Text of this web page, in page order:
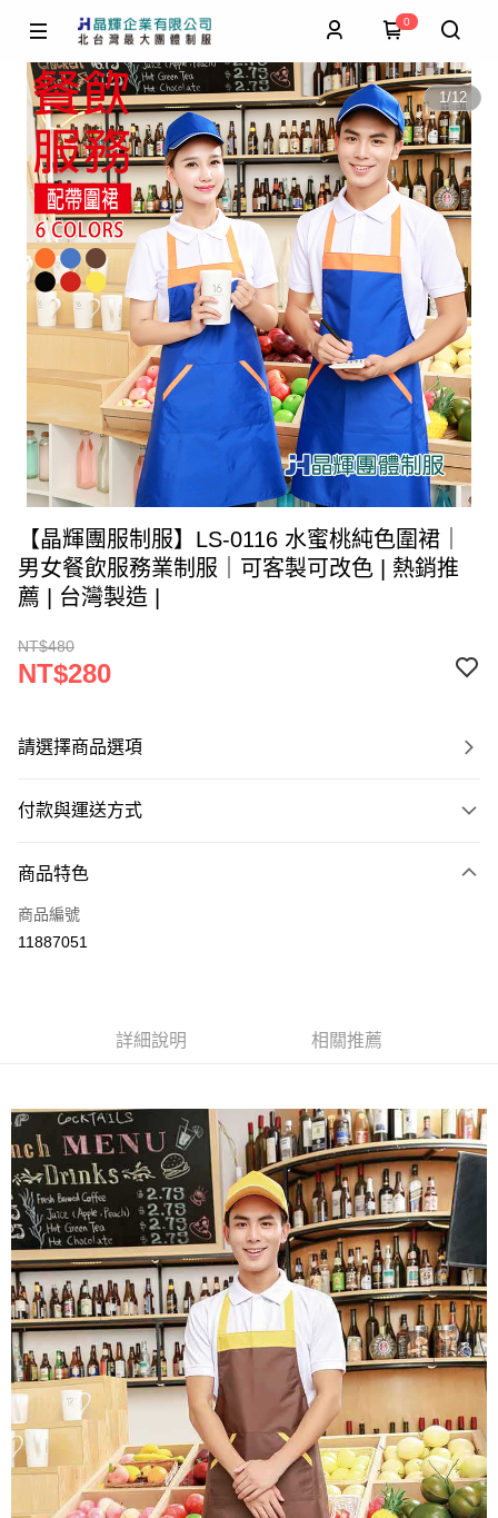
0
1/12
【晶輝團服制服】LS-0116 水蜜桃純色圍裙｜
男女餐飲服務業制服｜可客製可改色 | 熱銷推
薦 | 台灣製造 |
NT$480
NT$280
請選擇商品選項
付款與運送方式
信用卡一次付款
運送方式
商品特色
商品編號
11887051
詳細說明 相關推薦